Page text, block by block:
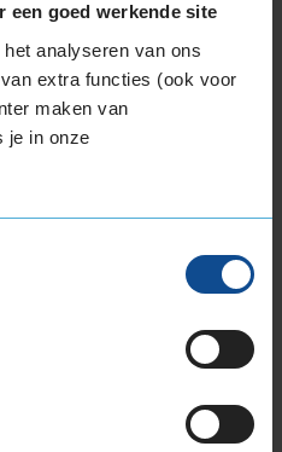
een goed werkende site
analyseren van ons
extra functies (ook voor
maken van
je in onze
Leverbaar
KIES
)
€ 147,00